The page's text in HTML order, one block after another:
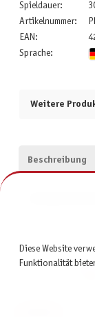
Spieldauer:
Artikelnummer:
EAN:
Sprache:
Weitere
Beschreibung
Diese Website
Funktionalität